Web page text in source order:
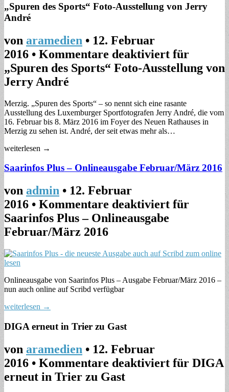
„Spuren des Sports“ Foto-Ausstellung von Jerry
André
von aramedien • 12. Februar
2016 • Kommentare deaktiviert für
„Spuren des Sports“ Foto-Ausstellung von
Jerry André
Merzig. „Spuren des Sports“ – so nennt sich eine rasante
Ausstellung des Luxemburger Sportfotografen Jerry André, die vom
16. Februar bis 8. März 2016 im Foyer des Neuen Rathauses in
Merzig zu sehen ist. André, der seit etwas mehr als…
weiterlesen →
Saarinfos Plus – Onlineausgabe Februar/März 2016
von admin • 12. Februar
2016 • Kommentare deaktiviert für
Saarinfos Plus – Onlineausgabe
Februar/März 2016
Onlineausgabe von Saarinfos Plus – Ausgabe Februar/März 2016 –
nun auch online auf Scribd verfügbar
weiterlesen →
DIGA erneut in Trier zu Gast
von aramedien • 12. Februar
2016 • Kommentare deaktiviert für DIGA
erneut in Trier zu Gast